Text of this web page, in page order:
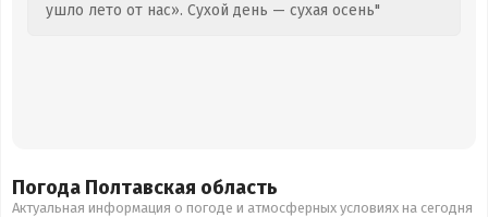
ушло лето от нас». Сухой день — сухая осень"
Погода Полтавская область
Актуальная информация о погоде и атмосферных условиях на сегодня